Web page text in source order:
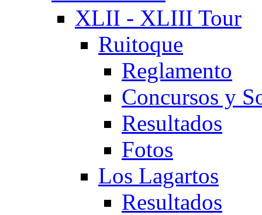
XLII - XLIII Tour
Ruitoque
Reglamento
Concursos y
Resultados
Fotos
Los Lagartos
Resultados